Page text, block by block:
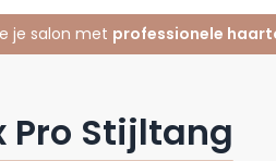
je salon met professionele
Pro Stijltang